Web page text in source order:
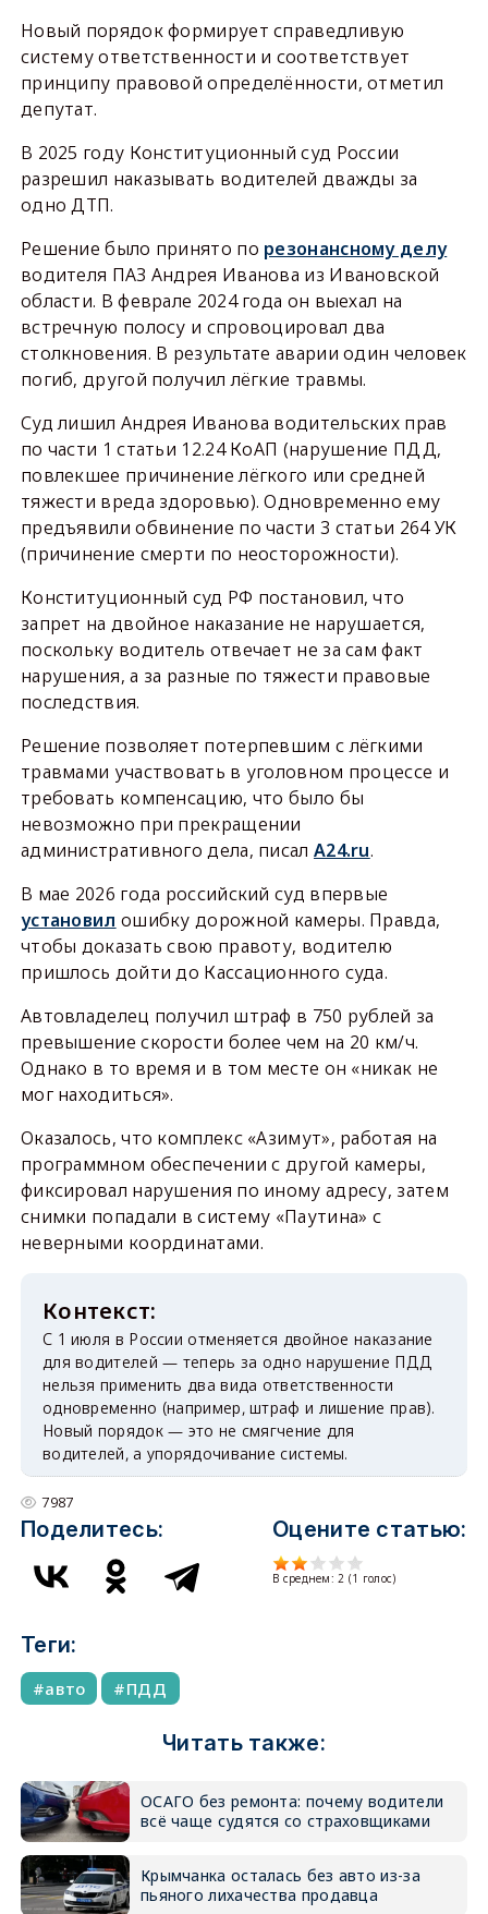
Новый порядок формирует справедливую
систему ответственности и соответствует
принципу правовой определённости, отметил
депутат.
В 2025 году Конституционный суд России
разрешил наказывать водителей дважды за
одно ДТП.
Решение было принято по резонансному делу
водителя ПАЗ Андрея Иванова из Ивановской
области. В феврале 2024 года он выехал на
встречную полосу и спровоцировал два
столкновения. В результате аварии один человек
погиб, другой получил лёгкие травмы.
Суд лишил Андрея Иванова водительских прав
по части 1 статьи 12.24 КоАП (нарушение ПДД,
повлекшее причинение лёгкого или средней
тяжести вреда здоровью). Одновременно ему
предъявили обвинение по части 3 статьи 264 УК
(причинение смерти по неосторожности).
Конституционный суд РФ постановил, что
запрет на двойное наказание не нарушается,
поскольку водитель отвечает не за сам факт
нарушения, а за разные по тяжести правовые
последствия.
Решение позволяет потерпевшим с лёгкими
травмами участвовать в уголовном процессе и
требовать компенсацию, что было бы
невозможно при прекращении
административного дела, писал А24.ru.
В мае 2026 года российский суд впервые
установил ошибку дорожной камеры. Правда,
чтобы доказать свою правоту, водителю
пришлось дойти до Кассационного суда.
Автовладелец получил штраф в 750 рублей за
превышение скорости более чем на 20 км/ч.
Однако в то время и в том месте он «никак не
мог находиться».
Оказалось, что комплекс «Азимут», работая на
программном обеспечении с другой камеры,
фиксировал нарушения по иному адресу, затем
снимки попадали в систему «Паутина» с
неверными координатами.
С 1 июля в России отменяется двойное наказание
для водителей — теперь за одно нарушение ПДД
нельзя применить два вида ответственности
одновременно (например, штраф и лишение прав).
Новый порядок — это не смягчение для
водителей, а упорядочивание системы.
7987
Поделитесь: Оцените статью:
В среднем: 2 (1 голос)
Теги:
авто ПДД
Читать также:
ОСАГО без ремонта: почему водители
всё чаще судятся со страховщиками
Крымчанка осталась без авто из-за
пьяного лихачества продавца